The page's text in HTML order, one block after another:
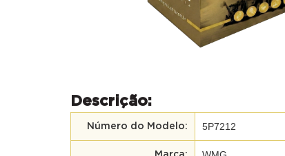
Descrição:
Número do Modelo: 5P7212